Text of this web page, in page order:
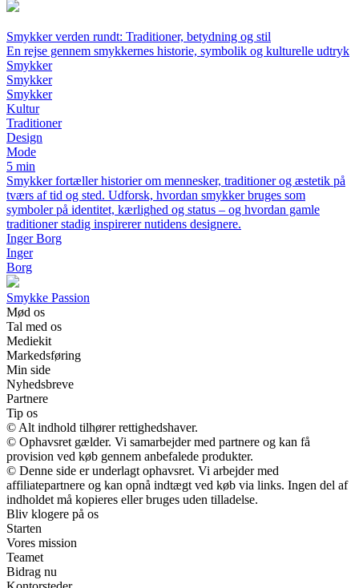
Smykker verden rundt: Traditioner, betydning og stil
En rejse gennem smykkernes historie, symbolik og kulturelle udtryk
Smykker
Smykker
Smykker
Kultur
Traditioner
Design
Mode
5 min
Smykker fortæller historier om mennesker, traditioner og æstetik på
tværs af tid og sted. Udforsk, hvordan smykker bruges som
symboler på identitet, kærlighed og status – og hvordan gamle
traditioner stadig inspirerer nutidens designere.
Inger Borg
Inger
Borg
Smykke Passion
Mød os
Tal med os
Mediekit
Markedsføring
Min side
Nyhedsbreve
Partnere
Tip os
© Alt indhold tilhører rettighedshaver.
© Ophavsret gælder. Vi samarbejder med partnere og kan få
provision ved køb gennem anbefalede produkter.
© Denne side er underlagt ophavsret. Vi arbejder med
affiliatepartnere og kan opnå indtægt ved køb via links. Ingen del af
indholdet må kopieres eller bruges uden tilladelse.
Bliv klogere på os
Starten
Vores mission
Teamet
Bidrag nu